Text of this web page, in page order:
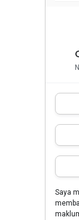
Saya